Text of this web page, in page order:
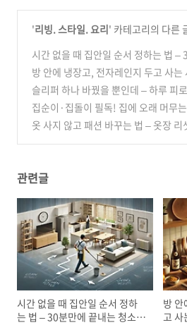
'리빙. 스타일. 요리' 카테고리의 다른
시간 없을 때 집안일 순서 정하는 법 –
끝내는 청소 루틴
(0)
방 안에 냉장고, 전자레인지 두고 사는
위한 미니 생활 가이드
(3)
슬리퍼 하나 바꿨을 뿐인데 – 하루 피
실내화 추천 & 사용 팁
(3)
집순이·집돌이 필독! 집에 오래 머무
한 ‘생활동선 최적화’ 꿀팁 (0)
옷 사지 않고 패션 바꾸는 법 – 옷장 리
관련글
시간 없을 때 집안일 순서 정하
는 법 – 30분만에 끝내는 청소
방 안
고 사